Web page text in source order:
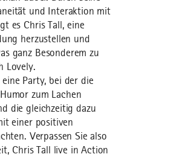
und Interaktion mit
es Chris Tall, eine
herzustellen und
ganz Besonderem zu
Lovely.
eine Party, bei der die
zum Lachen
die gleichzeitig dazu
einer positiven
Verpassen Sie also
Chris Tall live in Action